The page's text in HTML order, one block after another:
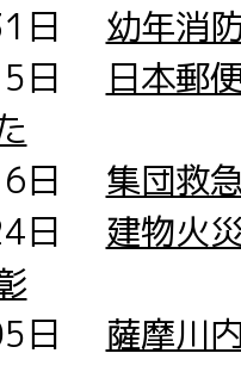
日 幼年消
日
日本郵
日 集団救
日 建物火
日 薩摩川